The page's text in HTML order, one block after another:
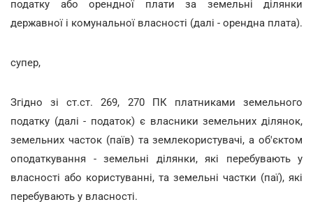
податку або орендної плати за земельні ділянки
державної і комунальної власності (далі - орендна плата).
супер,
Згідно зі ст.ст. 269, 270 ПК платниками земельного
податку (далі - податок) є власники земельних ділянок,
земельних часток (паїв) та землекористувачі, а об'єктом
оподаткування - земельні ділянки, які перебувають у
власності або користуванні, та земельні частки (паї), які
перебувають у власності.